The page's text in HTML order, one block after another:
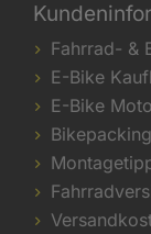
Fahrrad- &
E-Bike
E-Bike
Bikepacking